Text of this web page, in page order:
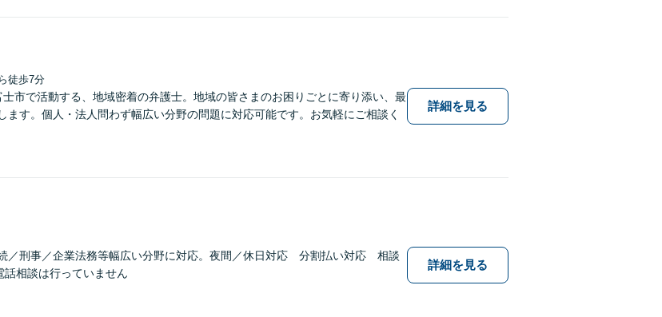
徒歩7分
士市で活動する、地域密着の弁護士。地域の皆さまのお困りごとに寄り添い、最
ます。個人・法人問わず幅広い分野の問題に対応可能です。お気軽にご相談く
詳細を見る
／刑事／企業法務等幅広い分野に対応。夜間／休日対応 分割払い対応 相談
相談は行っていません
詳細を見る